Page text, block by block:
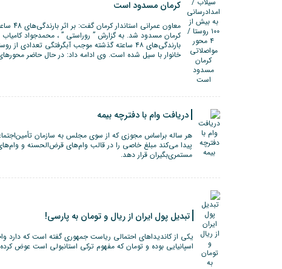
کرمان مسدود است
کرمان مسدود شد. به گزارش ” روراستی ” ، محمدجواد
خانوار با سیل شده است. وی ادامه داد: در حال حاضر
دریافت وام با دفترچه بیمه
هر ساله براساس مجوزی که از سوی مجلس به سازمان
پیدا می‌کند مبلغ خاصی را در قالب وام‌های قرض‌الحسنه و وام‌های
مستمری‌بگیران قرار دهد.
تبدیل پول ایران از ریال و تومان به پارسی!
یکی از کاندیداهای احتمالی ریاست جمهوری گفته است که دارد
اسپانیایی بوده و تومان که مفهوم ترکی استانبولی است عوض